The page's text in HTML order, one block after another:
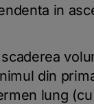
in
din
lung